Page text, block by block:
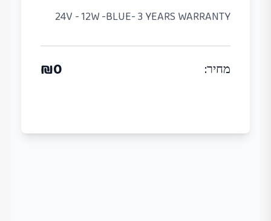
24V - 12W -BLUE- 3 YEARS WARRANTY
מחיר:
₪0